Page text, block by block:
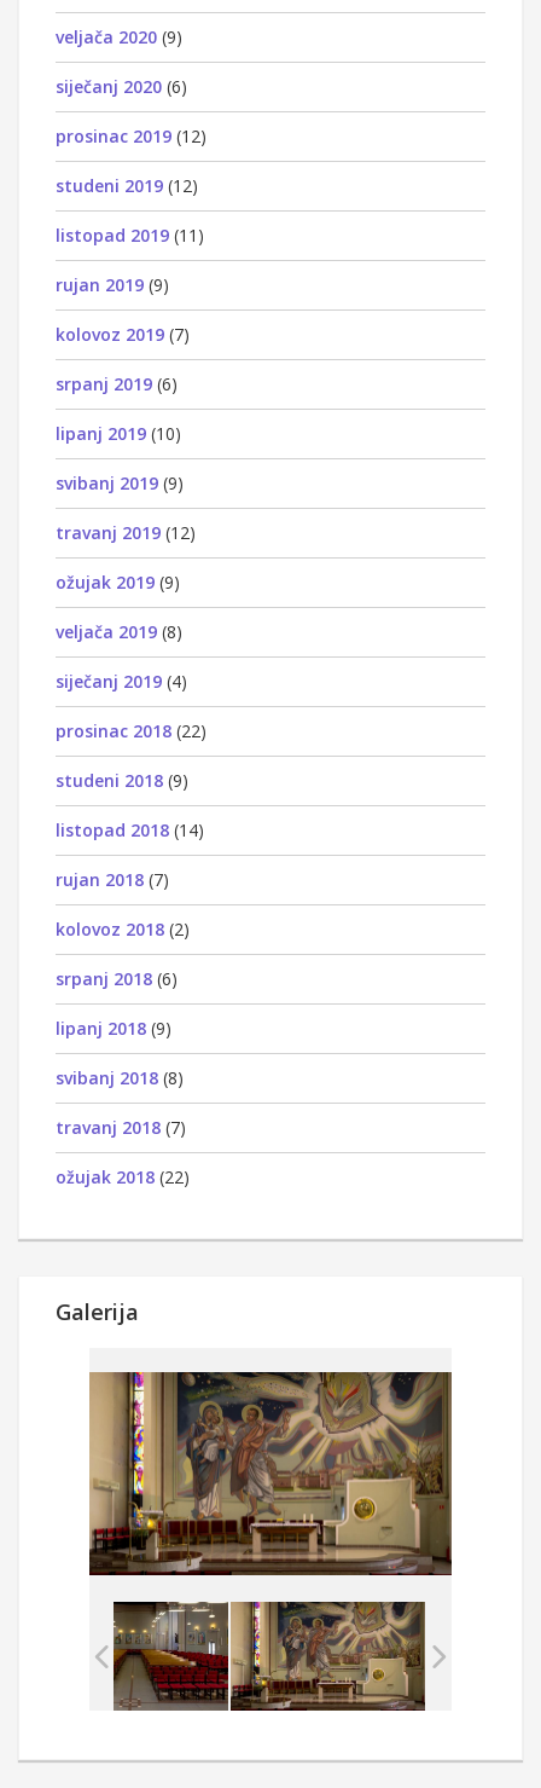
veljača 2020 (9)
siječanj 2020 (6)
prosinac 2019 (12)
studeni 2019 (12)
listopad 2019 (11)
rujan 2019 (9)
kolovoz 2019 (7)
srpanj 2019 (6)
lipanj 2019 (10)
svibanj 2019 (9)
travanj 2019 (12)
ožujak 2019 (9)
veljača 2019 (8)
siječanj 2019 (4)
prosinac 2018 (22)
studeni 2018 (9)
listopad 2018 (14)
rujan 2018 (7)
kolovoz 2018 (2)
srpanj 2018 (6)
lipanj 2018 (9)
svibanj 2018 (8)
travanj 2018 (7)
ožujak 2018 (22)
Galerija